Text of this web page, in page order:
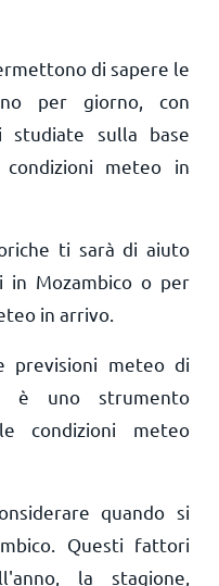
di sapere le
per giorno, con
studiate sulla base
meteo in
ti sarà di aiuto
in Mozambico o per
in arrivo.
previsioni meteo di
è uno strumento
condizioni meteo
quando si
Questi fattori
la stagione,